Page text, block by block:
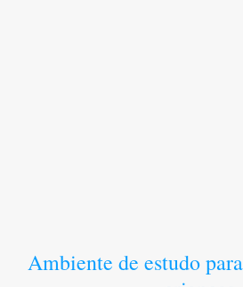
Ambiente de estudo